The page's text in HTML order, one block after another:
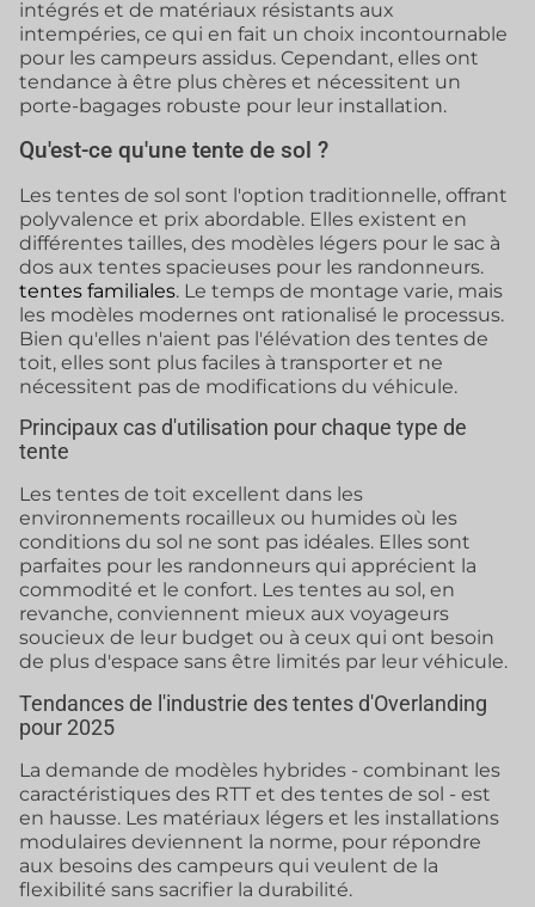
intégrés et de matériaux résistants aux
intempéries, ce qui en fait un choix incontournable
pour les campeurs assidus. Cependant, elles ont
tendance à être plus chères et nécessitent un
porte-bagages robuste pour leur installation.
Qu'est-ce qu'une tente de sol ?
Les tentes de sol sont l'option traditionnelle, offrant
polyvalence et prix abordable. Elles existent en
différentes tailles, des modèles légers pour le sac à
dos aux tentes spacieuses pour les randonneurs.
tentes familiales. Le temps de montage varie, mais
les modèles modernes ont rationalisé le processus.
Bien qu'elles n'aient pas l'élévation des tentes de
toit, elles sont plus faciles à transporter et ne
nécessitent pas de modifications du véhicule.
Principaux cas d'utilisation pour chaque type de
tente
Les tentes de toit excellent dans les
environnements rocailleux ou humides où les
conditions du sol ne sont pas idéales. Elles sont
parfaites pour les randonneurs qui apprécient la
commodité et le confort. Les tentes au sol, en
revanche, conviennent mieux aux voyageurs
soucieux de leur budget ou à ceux qui ont besoin
de plus d'espace sans être limités par leur véhicule.
Tendances de l'industrie des tentes d'Overlanding
pour 2025
La demande de modèles hybrides - combinant les
caractéristiques des RTT et des tentes de sol - est
en hausse. Les matériaux légers et les installations
modulaires deviennent la norme, pour répondre
aux besoins des campeurs qui veulent de la
flexibilité sans sacrifier la durabilité.